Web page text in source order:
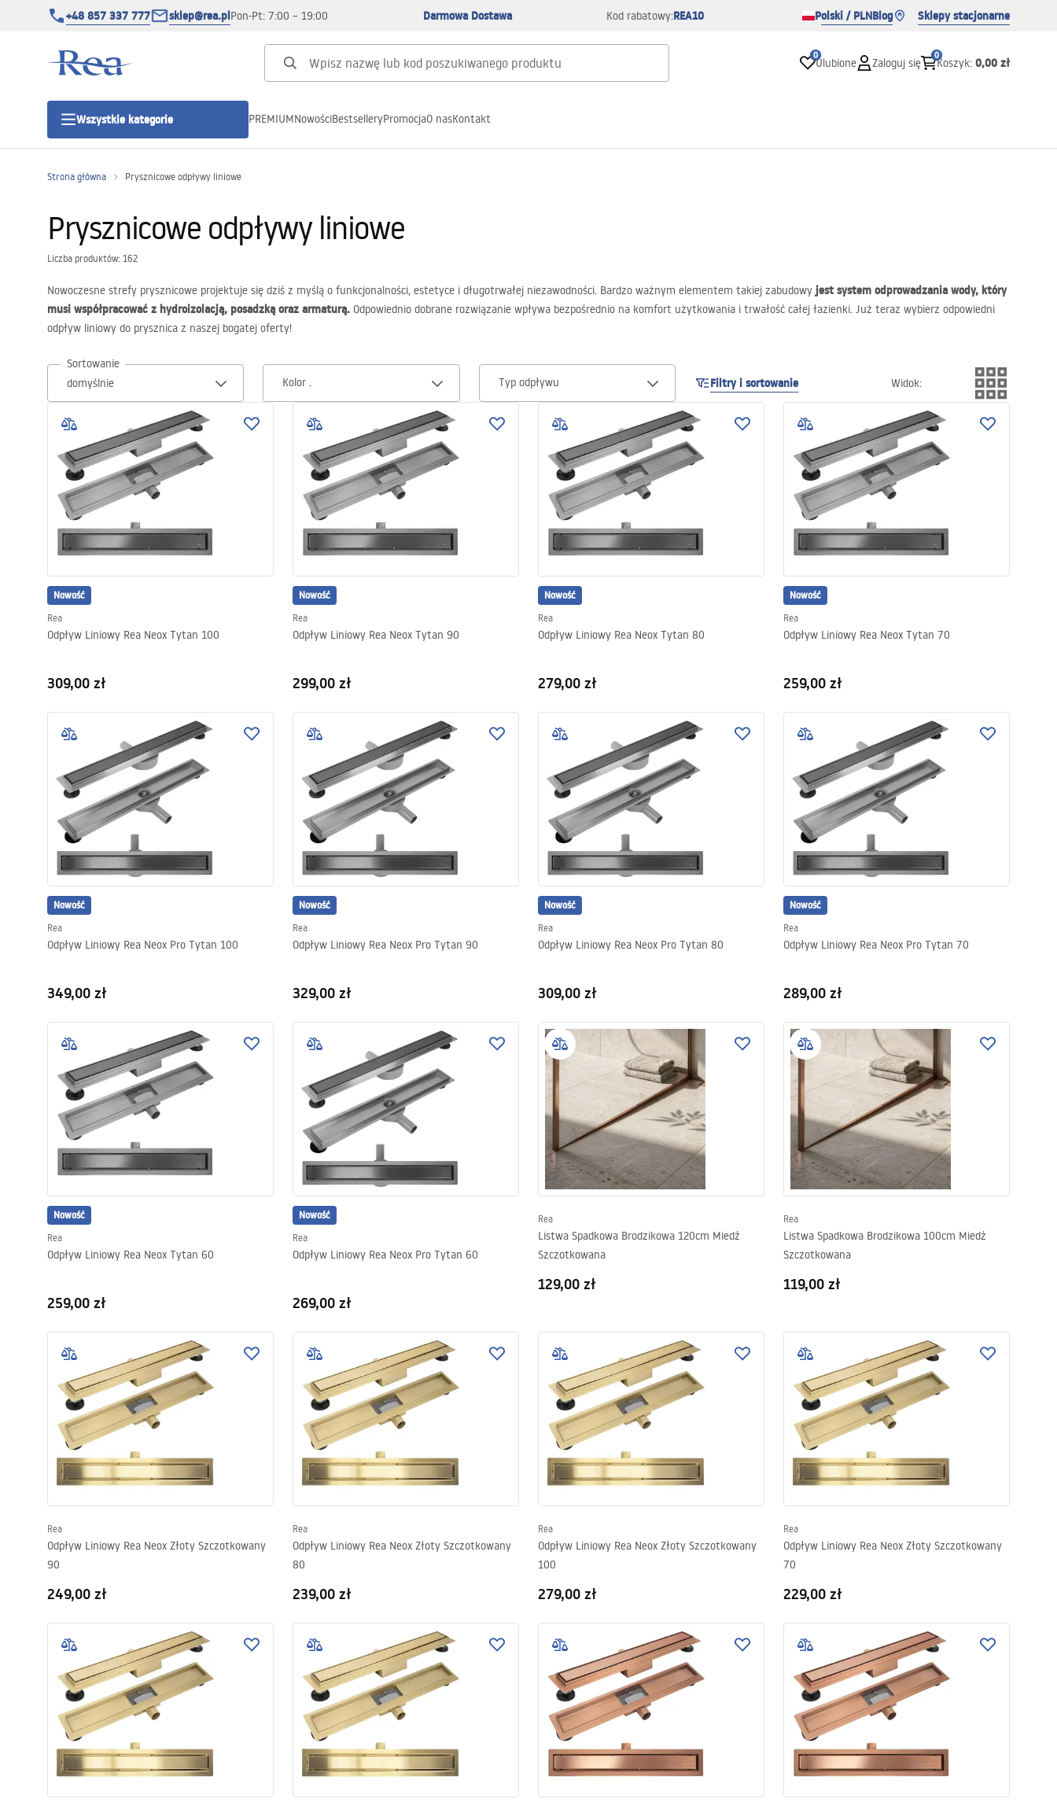
+48 857 337 777 sklep@rea.plPon-Pt: 7:00 – 19:00 Darmowa Dostawa Kod rabatowy:REA10 Polski / PLNBlog Sklepy stacjonarne
0
Ulubione Zaloguj się
0
Koszyk: 0,00 zł
Wszystkie kategorie
Kategorie produktowe
Drzwi prysznicowe
Brodziki prysznicowe
Toalety, ubikacje
Umywalki
Wanny i parawany
Baterie
PREMIUMNowościBestselleryPromocjaO nasKontakt
Strona główna Prysznicowe odpływy liniowe
Prysznicowe odpływy liniowe
Liczba produktów: 162
Nowoczesne strefy prysznicowe projektuje się dziś z myślą o funkcjonalności, estetyce i długotrwałej niezawodności. Bardzo ważnym elementem takiej zabudowy jest system odprowadzania wody, który
musi współpracować z hydroizolacją, posadzką oraz armaturą. Odpowiednio dobrane rozwiązanie wpływa bezpośrednio na komfort użytkowania i trwałość całej łazienki. Już teraz wybierz odpowiedni
odpływ liniowy do prysznica z naszej bogatej oferty!
Sortowanie
Kolor .
Typ odpływu Filtry i sortowanie Widok:
Nowość
Rea
Odpływ Liniowy Rea Neox Tytan 100
309,00 zł
Nowość
Rea
Odpływ Liniowy Rea Neox Tytan 90
299,00 zł
Nowość
Rea
Odpływ Liniowy Rea Neox Tytan 80
279,00 zł
Nowość
Rea
Odpływ Liniowy Rea Neox Tytan 70
259,00 zł
Nowość
Rea
Odpływ Liniowy Rea Neox Pro Tytan 100
349,00 zł
Nowość
Rea
Odpływ Liniowy Rea Neox Pro Tytan 90
329,00 zł
Nowość
Rea
Odpływ Liniowy Rea Neox Pro Tytan 80
309,00 zł
Nowość
Rea
Odpływ Liniowy Rea Neox Pro Tytan 70
289,00 zł
Nowość
Rea
Odpływ Liniowy Rea Neox Tytan 60
259,00 zł
Nowość
Rea
Odpływ Liniowy Rea Neox Pro Tytan 60
269,00 zł
Rea
Listwa Spadkowa Brodzikowa 120cm Miedź
Szczotkowana
129,00 zł
Rea
Listwa Spadkowa Brodzikowa 100cm Miedź
Szczotkowana
119,00 zł
Rea
Odpływ Liniowy Rea Neox Złoty Szczotkowany
90
249,00 zł
Rea
Odpływ Liniowy Rea Neox Złoty Szczotkowany
80
239,00 zł
Rea
Odpływ Liniowy Rea Neox Złoty Szczotkowany
100
279,00 zł
Rea
Odpływ Liniowy Rea Neox Złoty Szczotkowany
70
229,00 zł